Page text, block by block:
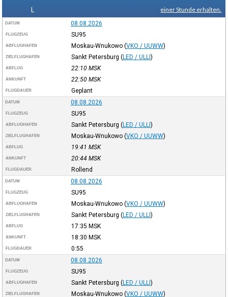
L
einer Stunde erhalten.
DATUM 08.08.2026
FLUGZEUG SU95
ABFLUGHAFEN Moskau-Wnukowo (VKO / UUWW)
ZIELFLUGHAFEN Sankt Petersburg (LED / ULLI)
ABFLUG 22:10 MSK
ANKUNFT 22:50 MSK
FLUGDAUER Geplant
DATUM 08.08.2026
FLUGZEUG SU95
ABFLUGHAFEN Sankt Petersburg (LED / ULLI)
ZIELFLUGHAFEN Moskau-Wnukowo (VKO / UUWW)
ABFLUG 19:41 MSK
ANKUNFT 20:44 MSK
FLUGDAUER Rollend
DATUM 08.08.2026
FLUGZEUG SU95
ABFLUGHAFEN Moskau-Wnukowo (VKO / UUWW)
ZIELFLUGHAFEN Sankt Petersburg (LED / ULLI)
ABFLUG 17:35 MSK
ANKUNFT 18:30 MSK
FLUGDAUER 0:55
DATUM 08.08.2026
FLUGZEUG SU95
ABFLUGHAFEN Sankt Petersburg (LED / ULLI)
ZIELFLUGHAFEN Moskau-Wnukowo (VKO / UUWW)